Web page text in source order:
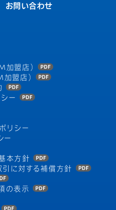
お問い合わせ
加盟店）
盟店）
ー
リシー
ー
本方針
に対する補償方針
の表示